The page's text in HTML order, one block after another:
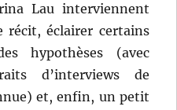
Lau interviennent
éclairer certains
hypothèses (avec
d’interviews de
et, enfin, un petit